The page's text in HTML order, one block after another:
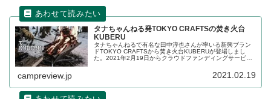
タナちゃんねる発TOKYO CRAFTSの焚き火台
KUBERU
タナちゃんねるで有名な田中淳也さんが率いる新興ブラン
ドTOKYO CRAFTSから焚き火台KUBERUが登場しまし
た。2021年2月19日からクラウドファンディングサービス
campreview.jp 2021.02.19